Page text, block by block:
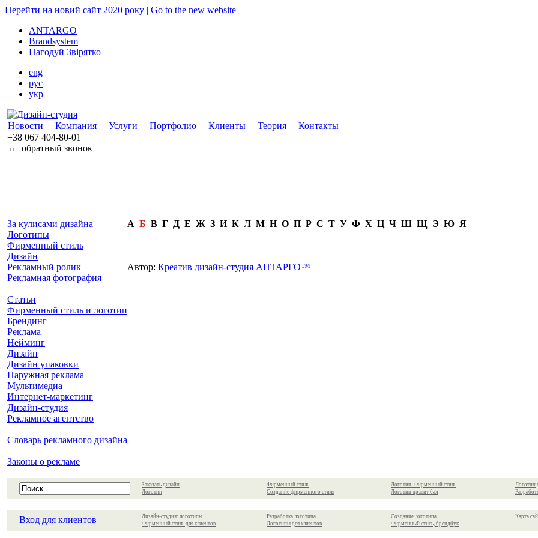
Перейти на новий сайт 2020 року | Go to the new website
ANTARGO
Brandsystem
Нагодуй Звірятко
eng
рус
укр
Новости Компания Услуги Портфолио Клиенты Теория
Контакты
+38 067 404-80-01
↔
обратный звонок
За кулисами дизайна
Логотипы
Фирменный стиль
Дизайн
Рекламный ролик
Рекламная фотография
Статьи
Фирменный стиль и логотип
Брендинг
Реклама
Нейминг
Дизайн
Дизайн упаковки
Наружная реклама
Мультимедиа
Интернет-маркетинг
Дизайн-студия
Рекламное агентство
Словарь рекламного дизайна
Законы о рекламе
А Б В Г Д Е Ж З И К Л М Н О П Р С Т У Ф Х Ц Ч Ш Щ Э Ю Я
Автор: Креатив дизайн-студия AНТАРГО™
Заказать дизайн
Логотип
Фирменный стиль
Создание фирменного стиля
Логотип. Фирменный стиль
Логотип правит бал
Логотип
Вход для клиентов
Дизайн-студия: логотипы
Фирменный стиль для клиентов
Разработка логотипа
Логотипы для клиентов
Создание логотипа
Фирменный стиль, брендбук
Карта